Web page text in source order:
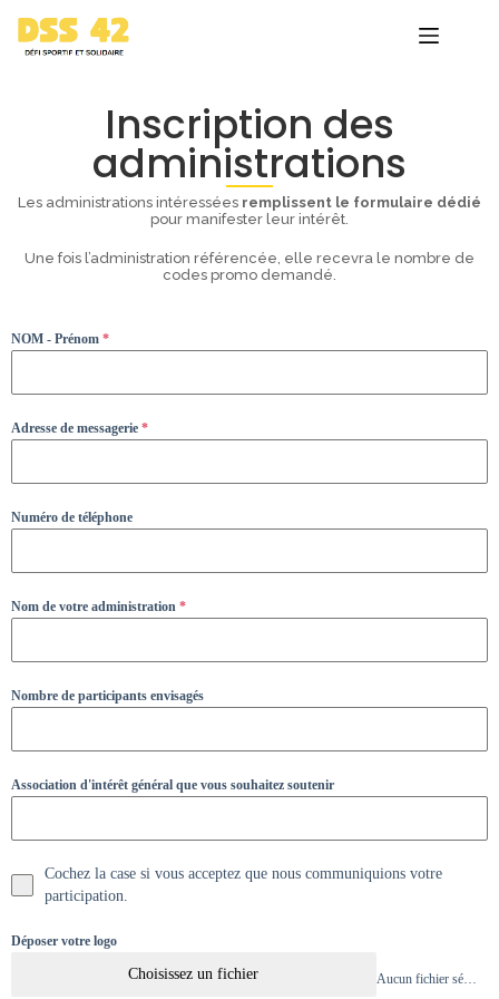
Inscription des
administrations
Les administrations intéressées remplissent le formulaire dédié
pour manifester leur intérêt.
Une fois l’administration référencée, elle recevra le nombre de
codes promo demandé.
NOM - Prénom *
Adresse de messagerie *
Numéro de téléphone
Nom de votre administration *
Nombre de participants envisagés
Association d'intérêt général que vous souhaitez soutenir
Cochez la case si vous acceptez que nous communiquions votre
participation.
Déposer votre logo
Choisissez un fichier Aucun fichier sélectionné